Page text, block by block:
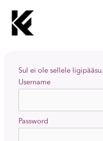
content
Sul ei ole sellele ligipääsu.
Username
Password